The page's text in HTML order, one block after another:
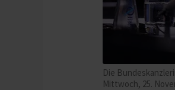
Die
Mittwoch, 25.